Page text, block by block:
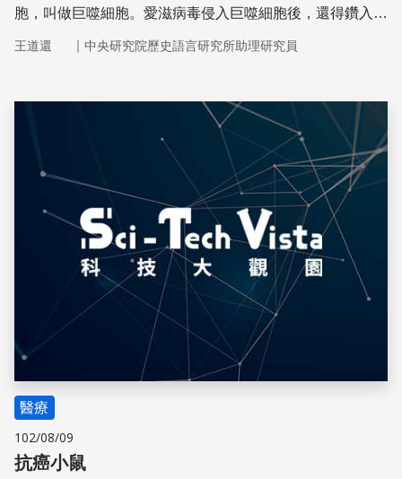
胞，叫做巨噬細胞。愛滋病毒侵入巨噬細胞後，還得鑽入細
質。他們發現，要是缺乏這種蛋白質，愛滋病毒就很難侵入
質的互動，也許就能擋下愛滋病毒。
王道還 ｜ 中央研究院歷史語言研究所助理研究員
儲存
醫療
102/08/09
抗癌小鼠